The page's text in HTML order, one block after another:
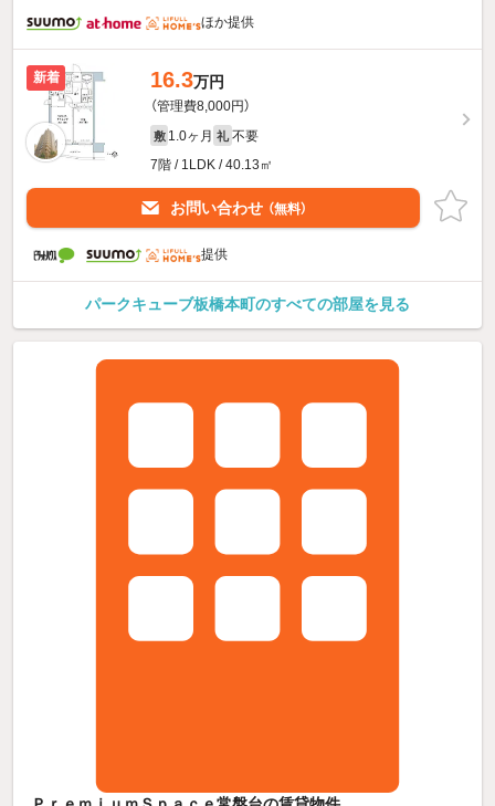
ほか提供
新着 16.3万円
（管理費8,000円）
敷 1.0ヶ月 礼 不要
7階 / 1LDK / 40.13㎡
お問い合わせ （無料）
提供
パークキューブ板橋本町のすべての部屋を見る